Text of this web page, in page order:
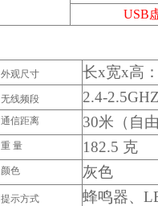
USB
外观尺寸 长x宽x高
无线频段 2.4-
通信距离 30米（自
重 量 182.5 克
颜色 灰色
提示方式 蜂鸣器、